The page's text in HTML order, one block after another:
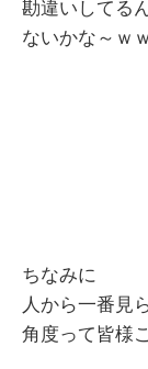
勘違いしてる
ないかな～ｗｗ
ちなみに
人から一番見
角度って皆様